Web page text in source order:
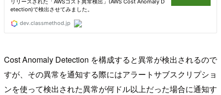
Cost Anomaly Detection を構成すると異常が検出されるので
すが、その異常を通知する際にはアラートサブスクリプショ
ンを使って検出された異常が何ドル以上だった場合に通知す